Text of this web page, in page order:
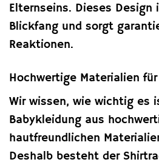
Elternseins. Dieses
Blickfang und sorgt
Reaktionen.
Hochwertige Materialien
Wir wissen, wie wichtig es
Babykleidung aus
hautfreundlichen
Deshalb besteht der